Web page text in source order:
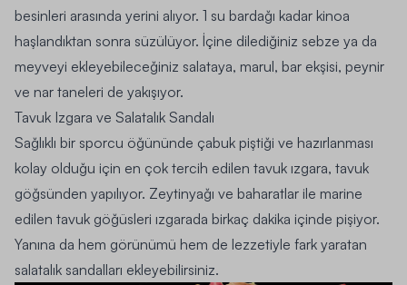
besinleri arasında yerini alıyor. 1 su bardağı kadar kinoa
haşlandıktan sonra süzülüyor. İçine dilediğiniz sebze ya da
meyveyi ekleyebileceğiniz salataya, marul, bar ekşisi, peynir
ve nar taneleri de yakışıyor.
Tavuk Izgara ve Salatalık Sandalı
Sağlıklı bir sporcu öğününde çabuk piştiği ve hazırlanması
kolay olduğu için en çok tercih edilen tavuk ızgara, tavuk
göğsünden yapılıyor. Zeytinyağı ve baharatlar ile marine
edilen tavuk göğüsleri ızgarada birkaç dakika içinde pişiyor.
Yanına da hem görünümü hem de lezzetiyle fark yaratan
salatalık sandalları ekleyebilirsiniz.